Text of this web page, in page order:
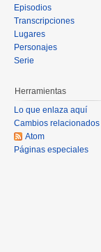
Episodios
Transcripciones
Lugares
Personajes
Serie
Herramientas
Lo que enlaza aquí
Cambios relacionados
Atom
Páginas especiales